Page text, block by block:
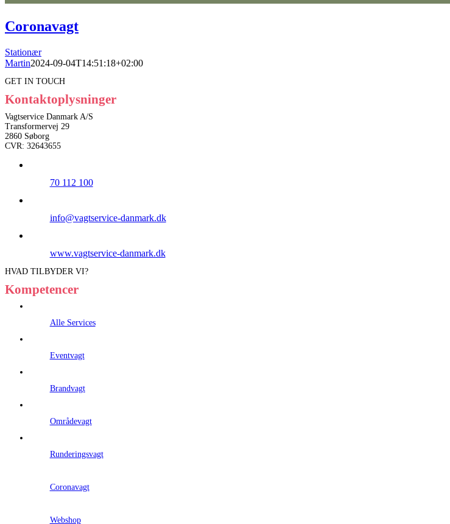
Coronavagt
Stationær
Martin2024-09-04T14:51:18+02:00
GET IN TOUCH
Kontaktoplysninger
Vagtservice Danmark A/S
Transformervej 29
2860 Søborg
CVR: 32643655
70 112 100
info@vagtservice-danmark.dk
www.vagtservice-danmark.dk
HVAD TILBYDER VI?
Kompetencer
Alle Services
Eventvagt
Brandvagt
Områdevagt
Runderingsvagt
Coronavagt
Webshop